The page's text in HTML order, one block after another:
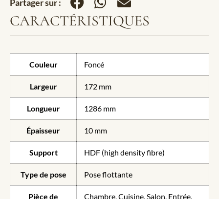
CARACTÉRISTIQUES
Couleur Foncé
Largeur 172 mm
Longueur 1286 mm
Épaisseur 10 mm
Support HDF (high density fibre)
Type de pose Pose flottante
Pièce de
Chambre, Cuisine, Salon, Entrée,
Partager sur :